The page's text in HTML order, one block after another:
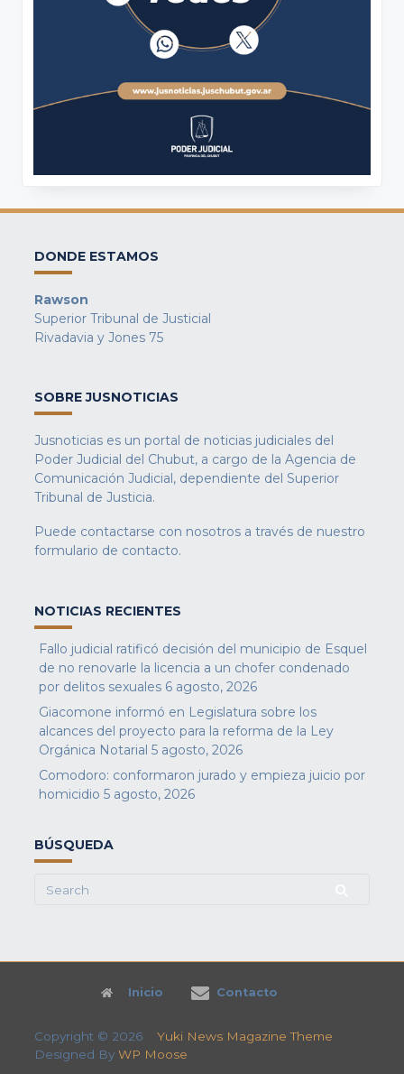
DONDE ESTAMOS
Rawson
Superior Tribunal de Justicial
Rivadavia y Jones 75
SOBRE JUSNOTICIAS
Jusnoticias es un portal de noticias judiciales del
Poder Judicial del Chubut, a cargo de la Agencia de
Comunicación Judicial, dependiente del Superior
Tribunal de Justicia.
Puede contactarse con nosotros a través de nuestro
formulario de contacto.
NOTICIAS RECIENTES
Fallo judicial ratificó decisión del municipio de Esquel
de no renovarle la licencia a un chofer condenado
por delitos sexuales 6 agosto, 2026
Giacomone informó en Legislatura sobre los
alcances del proyecto para la reforma de la Ley
Orgánica Notarial 5 agosto, 2026
Comodoro: conformaron jurado y empieza juicio por
homicidio 5 agosto, 2026
BÚSQUEDA
Search
Inicio Contacto
Copyright © 2026 Yuki News Magazine Theme
Designed By WP Moose